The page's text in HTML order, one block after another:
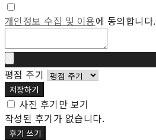
개인정보 수집 및 이용에 동의합니다.
평점 주기
저장하기
사진 후기만 보기
작성된 후기가 없습니다.
후기 쓰기